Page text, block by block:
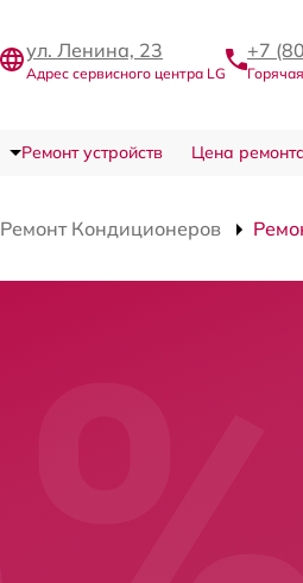
ул. Ленина, 23
Адрес сервисного центра LG
+7
Ремонт устройств Цена
Ремонт Кондиционеров